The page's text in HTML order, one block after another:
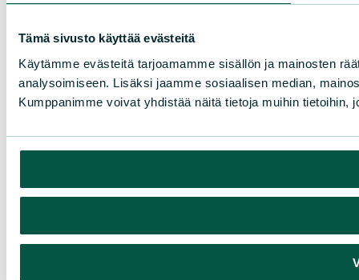
Tämä sivusto käyttää evästeitä
Käytämme evästeitä tarjoamamme sisällön ja mainosten
analysoimiseen. Lisäksi jaamme sosiaalisen median,
Kumppanimme voivat yhdistää näitä tietoja muihin tietoihin,